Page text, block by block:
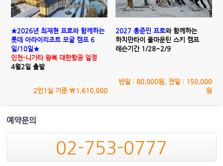
★2026년 최재현 프로와 함께하는
롯데 아라이리조트 모굴 캠프 6
일/10일★
인천-니가타 왕복 대한항공 일정
4월2일 출발
2인1실 기준 \1,610,000
2027 홍준민 프로와 함께하는
하치만타이 올마운틴 스키 캠프
레슨기간 1/28~2/9
반일 : 80,000원, 전일 : 150,000
원
예약문의
02-753-0777